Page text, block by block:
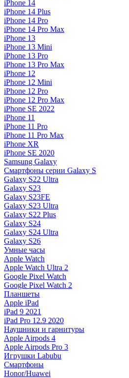
iPhone 14
iPhone 14 Plus
iPhone 14 Pro
iPhone 14 Pro Max
iPhone 13
iPhone 13 Mini
iPhone 13 Pro
iPhone 13 Pro Max
iPhone 12
iPhone 12 Mini
iPhone 12 Pro
iPhone 12 Pro Max
iPhone SE 2022
iPhone 11
iPhone 11 Pro
iPhone 11 Pro Max
iPhone XR
iPhone SE 2020
Samsung Galaxy
Смартфоны серии Galaxy S
Galaxy S22 Ultra
Galaxy S23
Galaxy S23FE
Galaxy S23 Ultra
Galaxy S22 Plus
Galaxy S24
Galaxy S24 Ultra
Galaxy S26
Умные часы
Apple Watch
Apple Watch Ultra 2
Google Pixel Watch
Google Pixel Watch 2
Планшеты
Apple iPad
iPad 9 2021
iPad Pro 12.9 2020
Наушники и гарнитуры
Apple Airpods 4
Apple Airpods Pro 3
Игрушки Labubu
Смартфоны
Honor/Huawei